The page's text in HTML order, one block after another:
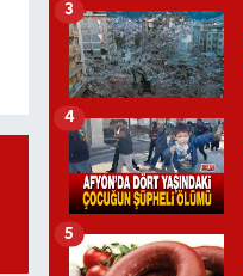
3
4
5